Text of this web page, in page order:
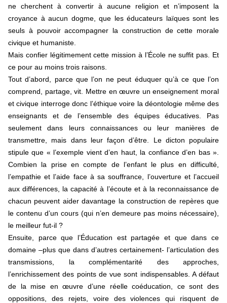
ne cherchent à convertir à aucune religion et n’imposent la
croyance à aucun dogme, que les éducateurs laïques sont les
seuls à pouvoir accompagner la construction de cette morale
civique et humaniste.
Mais confier légitimement cette mission à l’École ne suffit pas. Et
ce pour au moins trois raisons.
Tout d’abord, parce que l’on ne peut éduquer qu’à ce que l’on
comprend, partage, vit. Mettre en œuvre un enseignement moral
et civique interroge donc l’éthique voire la déontologie même des
enseignants et de l’ensemble des équipes éducatives. Pas
seulement dans leurs connaissances ou leur manières de
transmettre, mais dans leur façon d’être. Le dicton populaire
stipule que « l’exemple vient d’en haut, la confiance d’en bas ».
Combien la prise en compte de l’enfant le plus en difficulté,
l’empathie et l’aide face à sa souffrance, l’ouverture et l’accueil
aux différences, la capacité à l’écoute et à la reconnaissance de
chacun peuvent aider davantage la construction de repères que
le contenu d’un cours (qui n’en demeure pas moins nécessaire),
le meilleur fut-il ?
Ensuite, parce que l’Éducation est partagée et que dans ce
domaine –plus que dans d’autres certainement- l’articulation des
transmissions, la complémentarité des approches,
l’enrichissement des points de vue sont indispensables. A défaut
de la mise en œuvre d’une réelle coéducation, ce sont des
oppositions, des rejets, voire des violences qui risquent de